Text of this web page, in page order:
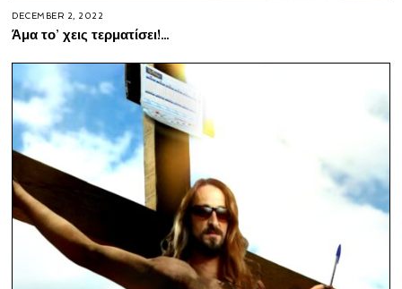
DECEMBER 2, 2022
Άμα το’ χεις τερματίσει!…